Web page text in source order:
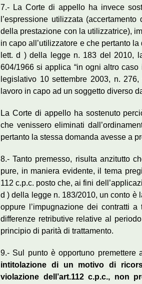
7.- La Corte di appello ha invece
l’espressione utilizzata
della prestazione con la utilizzatrice),
in capo all’utilizzatore e che pertanto
lett. d ) della legge n. 183 del 2010,
604/1966 si applica “in ogni altro
legislativo 10 settembre 2003, n.
lavoro in capo ad un soggetto diverso
La Corte di appello ha sostenuto
che venissero eliminati
pertanto la stessa domanda avesse a
8.- Tanto premesso, risulta anzitutto
pure, in maniera evidente, il tema
112 c.p.c. posto che, ai fini
d ) della legge n. 183/2010, un conto è
oppure l’impugnazione dei contratti
differenze retributive relative al
principio di parità di trattamento.
9.- Sul punto è opportuno premettere
intitolazione di un motivo di
violazione dell’art.112 c.p.c., non